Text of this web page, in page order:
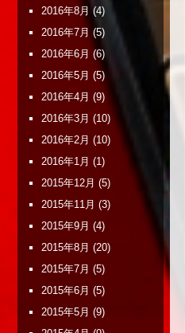
2016年8月 (4)
2016年7月 (5)
2016年6月 (6)
2016年5月 (5)
2016年4月 (9)
2016年3月 (10)
2016年2月 (10)
2016年1月 (1)
2015年12月 (5)
2015年11月 (3)
2015年9月 (4)
2015年8月 (20)
2015年7月 (5)
2015年6月 (5)
2015年5月 (9)